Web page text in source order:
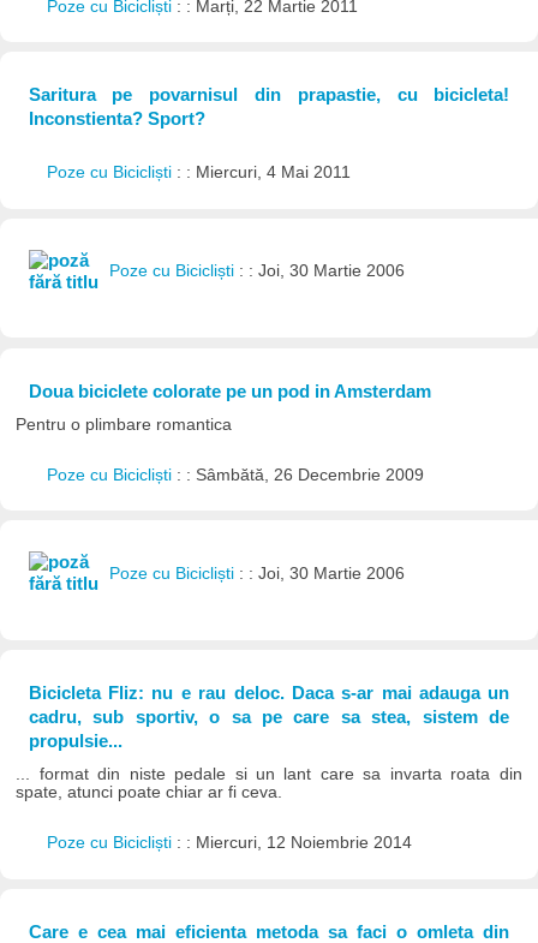
Poze cu Bicicliști : : Marți, 22 Martie 2011
Saritura pe povarnisul din prapastie, cu bicicleta!
Inconstienta? Sport?
Poze cu Bicicliști : : Miercuri, 4 Mai 2011
Poze cu Bicicliști : : Joi, 30 Martie 2006
Doua biciclete colorate pe un pod in Amsterdam
Pentru o plimbare romantica
Poze cu Bicicliști : : Sâmbătă, 26 Decembrie 2009
Poze cu Bicicliști : : Joi, 30 Martie 2006
Bicicleta Fliz: nu e rau deloc. Daca s-ar mai adauga un
cadru, sub sportiv, o sa pe care sa stea, sistem de
propulsie...
... format din niste pedale si un lant care sa invarta roata din
spate, atunci poate chiar ar fi ceva.
Poze cu Bicicliști : : Miercuri, 12 Noiembrie 2014
Care e cea mai eficienta metoda sa faci o omleta din